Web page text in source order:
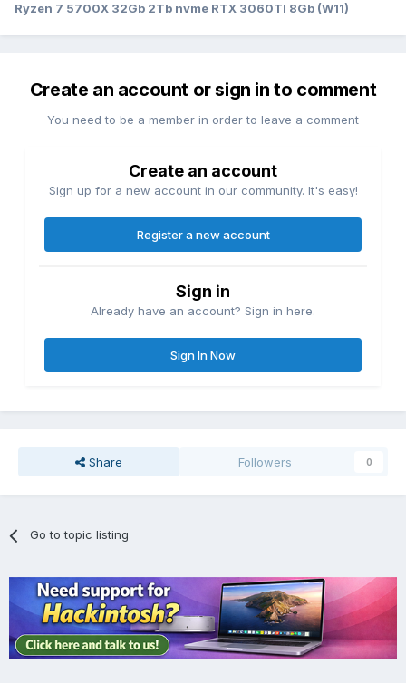
Ryzen 7 5700X 32Gb 2Tb nvme RTX 3060TI 8Gb (W11)
Create an account or sign in to comment
You need to be a member in order to leave a comment
Create an account
Sign up for a new account in our community. It's easy!
Register a new account
Sign in
Already have an account? Sign in here.
Sign In Now
Share Followers 0
Go to topic listing